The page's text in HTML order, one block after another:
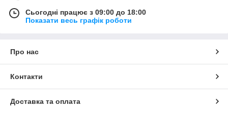
Сьогодні працює з 09:00 до 18:00
Показати весь графік роботи
Про нас
Контакти
Доставка та оплата